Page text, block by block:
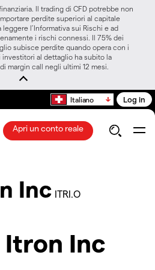
Il trading di CFD potrebbe non
perdite superiori al capitale
l’Informativa sui Rischi e ad
i rischi connessi. Il 75% dei
subisce perdite quando opera con i
al dettaglio ha subito la
margin call negli ultimi 12 mesi.
Italiano Log in
Apri un conto reale
Inc ITRI.O
Inc